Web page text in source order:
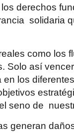
derechos
solidaria
como los
Solo así
los
seno de
generan